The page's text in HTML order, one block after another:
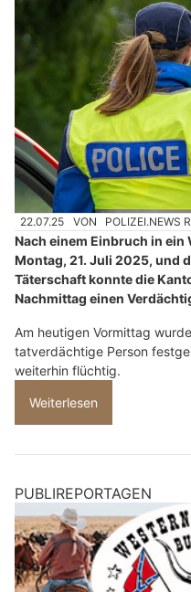
22.07.25 VON POLIZEI.NEWS
Nach einem Einbruch in ein
Montag, 21. Juli 2025, und
Täterschaft konnte die
Nachmittag einen
Am heutigen Vormittag
tatverdächtige Person
weiterhin flüchtig.
Weiterlesen
PUBLIREPORTAGEN